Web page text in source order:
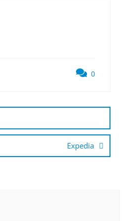
0
Expedia